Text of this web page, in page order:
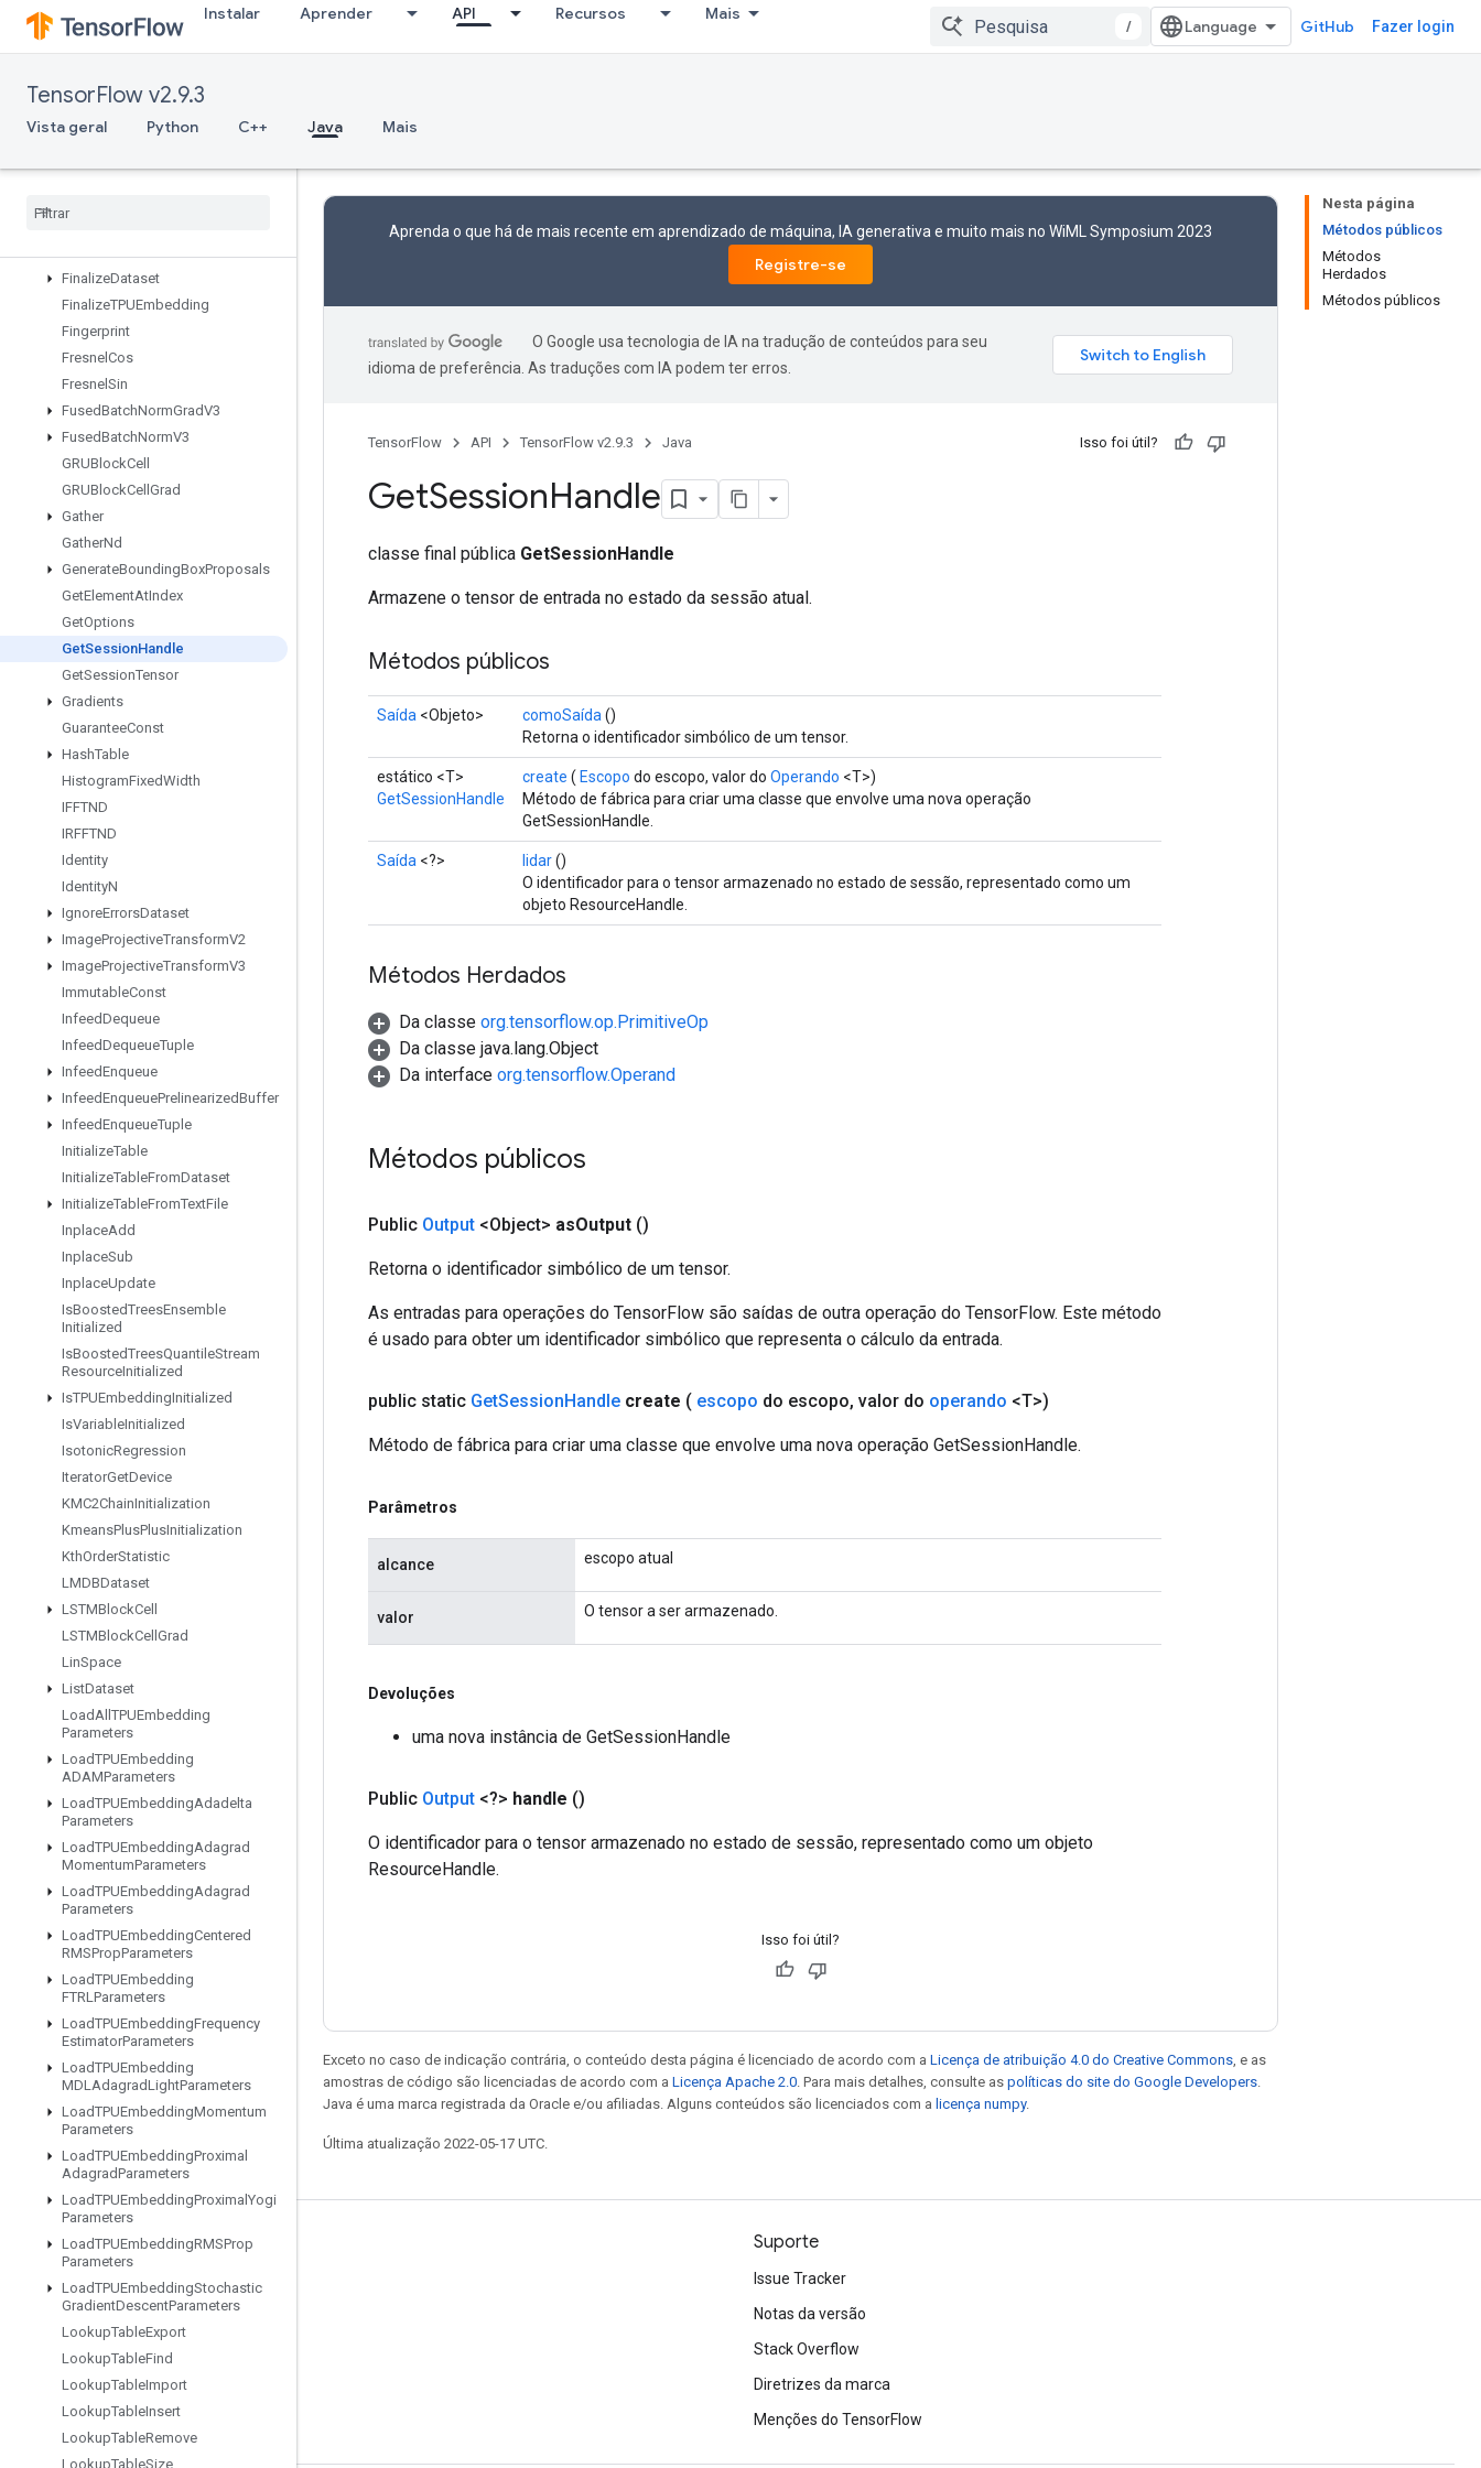
Instalar Aprender API Recursos Mais
/ GitHub Fazer login
TensorFlow v2.9.3
Vista geral Python C++ Java Mais
ExperimentalStatsAggregatorHandle
ExperimentalStatsAggregatorSum
ExperimentalUnbatchDataset
ExtractVolumePatches
FinalizeDataset
FinalizeTPUEmbedding
Fingerprint
Fresnel Cos
Fresnel Sin
FusedBatchNormGradV3
FusedBatchNormV3
GRUBlockCell
GRUBlockCell Grad
Gather
GatherNd
GenerateBoundingBoxProposals
GetElementAtIndex
GetOptions
GetSessionHandle
GetSessionTensor
Gradients
GuaranteeConst
HashTable
HistogramFixedWidth
IFFTND
IRFFTND
Identity
IdentityN
IgnoreErrorsDataset
ImageProjectiveTransformV2
ImageProjectiveTransformV3
ImmutableConst
InfeedDequeue
InfeedDequeueTuple
InfeedEnqueue
InfeedEnqueuePrelinearizedBuffer
InfeedEnqueueTuple
InitializeTable
InitializeTableFromDataset
InitializeTableFromTextFile
InplaceAdd
InplaceSub
InplaceUpdate
IsBoostedTreesEnsemble
Initialized
IsBoostedTreesQuantileStream
ResourceInitialized
IsTPUEmbeddingInitialized
IsVariableInitialized
IsotonicRegression
IteratorGetDevice
KMC2ChainInitialization
KmeansPlusPlusInitialization
KthOrderStatistic
LMDBDataset
LSTMBlockCell
LSTMBlockCell Grad
LinSpace
ListDataset
LoadAll TPUEmbedding
Parameters
LoadTPUEmbedding
ADAMParameters
LoadTPUEmbeddingAdadelta
Parameters
LoadTPUEmbeddingAdagrad
MomentumParameters
LoadTPUEmbeddingAdagrad
Parameters
LoadTPUEmbeddingCentered
RMSPropParameters
LoadTPUEmbedding
FTRLParameters
LoadTPUEmbeddingFrequency
EstimatorParameters
LoadTPUEmbedding
MDLAdagradLightParameters
LoadTPUEmbeddingMomentum
Parameters
LoadTPUEmbeddingProximal
AdagradParameters
LoadTPUEmbeddingProximal Yogi
Parameters
LoadTPUEmbeddingRMSProp
Parameters
LoadTPUEmbeddingStochastic
GradientDescentParameters
LookupTableExport
LookupTableFind
LookupTableImport
LookupTableInsert
LookupTableRemove
LookupTableSize
Nesta página
Métodos públicos
Métodos
Herdados
Métodos públicos
Aprenda o que há de mais recente em aprendizado de máquina, IA generativa e muito mais no WiML Symposium 2023
Registre-se
O Google usa tecnologia de IA na tradução de conteúdos para seu
idioma de preferência. As traduções com IA podem ter erros.
TensorFlow API TensorFlow v2.9.3 Java Isso foi útil?
GetSessionHandle
classe final pública GetSessionHandle
Armazene o tensor de entrada no estado da sessão atual.
Métodos públicos
Saída <Objeto> comoSaída ()
Retorna o identificador simbólico de um tensor.
estático <T>
GetSessionHandle
create ( Escopo do escopo, valor do Operando <T>)
Método de fábrica para criar uma classe que envolve uma nova operação
GetSessionHandle.
Saída <?> lidar()
O identificador para o tensor armazenado no estado de sessão, representado como um
objeto ResourceHandle.
Métodos Herdados
Da classe org.tensorflow.op.PrimitiveOp
Da classe java.lang.Object
Da interface org.tensorflow.Operand
Métodos públicos
Public Output <Object> asOutput ()
Retorna o identificador simbólico de um tensor.
As entradas para operações do TensorFlow são saídas de outra operação do TensorFlow. Este método
é usado para obter um identificador simbólico que representa o cálculo da entrada.
public static GetSessionHandle create ( escopo do escopo, valor do operando <T>)
Método de fábrica para criar uma classe que envolve uma nova operação GetSessionHandle.
Parâmetros
alcance escopo atual
valor O tensor a ser armazenado.
Devoluções
uma nova instância de GetSessionHandle
Public Output <?> handle ()
O identificador para o tensor armazenado no estado de sessão, representado como um objeto
ResourceHandle.
Isso foi útil?
Exceto no caso de indicação contrária, o conteúdo desta página é licenciado de acordo com a Licença de atribuição 4.0 do Creative Commons , e as
amostras de código são licenciadas de acordo com a Licença Apache 2.0 . Para mais detalhes, consulte as políticas do site do Google Developers
Java é uma marca registrada da Oracle e/ou afiliadas. Alguns conteúdos são licenciados com a licença numpy.
Última atualização 2022-05-17 UTC.
Permanecer conectado
Fórum
Twitter
YouTube
Suporte
Issue Tracker
Notas da versão
Stack Overflow
Diretrizes da marca
Menções do TensorFlow